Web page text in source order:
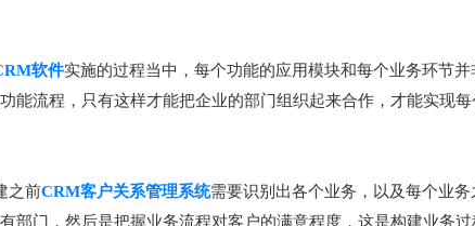
软件实施的过程当中，每个功能的应用模块和每个业务环节
能流程，只有这样才能把企业的部门组织起来合作，才能实现每
之前CRM客户关系管理系统需要识别出各个业务，以及每个业
部门，然后是把握业务流程对客户的满意程度，这是构建业务